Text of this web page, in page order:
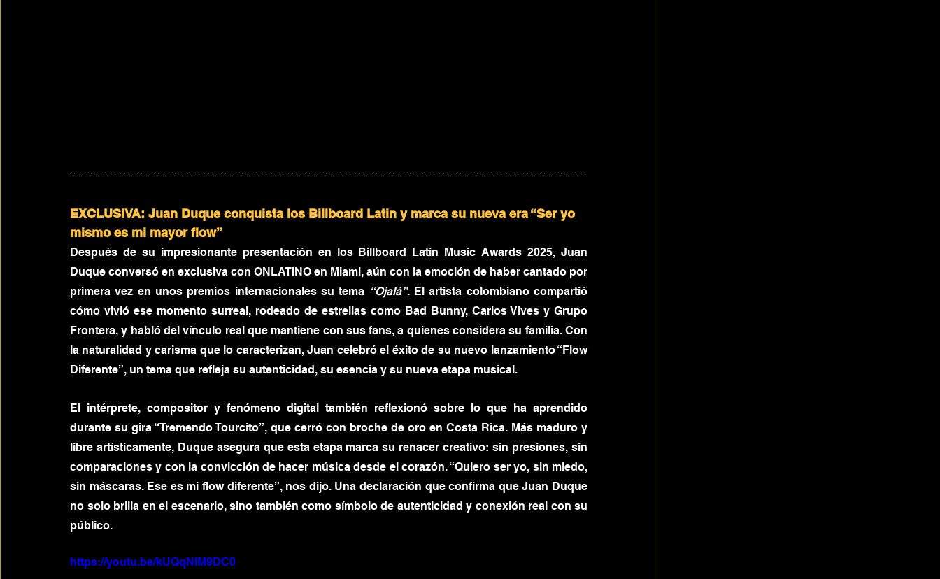
EXCLUSIVA: Juan Duque conquista los Billboard Latin y marca su nueva era “Ser yo
mismo es mi mayor flow”
Después de su impresionante presentación en los Billboard Latin Music Awards 2025, Juan
Duque conversó en exclusiva con ONLATINO en Miami, aún con la emoción de haber cantado por
primera vez en unos premios internacionales su tema “Ojalá”. El artista colombiano compartió
cómo vivió ese momento surreal, rodeado de estrellas como Bad Bunny, Carlos Vives y Grupo
Frontera, y habló del vínculo real que mantiene con sus fans, a quienes considera su familia. Con
la naturalidad y carisma que lo caracterizan, Juan celebró el éxito de su nuevo lanzamiento “Flow
Diferente”, un tema que refleja su autenticidad, su esencia y su nueva etapa musical.
El intérprete, compositor y fenómeno digital también reflexionó sobre lo que ha aprendido
durante su gira “Tremendo Tourcito”, que cerró con broche de oro en Costa Rica. Más maduro y
libre artísticamente, Duque asegura que esta etapa marca su renacer creativo: sin presiones, sin
comparaciones y con la convicción de hacer música desde el corazón. “Quiero ser yo, sin miedo,
sin máscaras. Ese es mi flow diferente”, nos dijo. Una declaración que confirma que Juan Duque
no solo brilla en el escenario, sino también como símbolo de autenticidad y conexión real con su
público.
https://youtu.be/kUQqNlM9DC0